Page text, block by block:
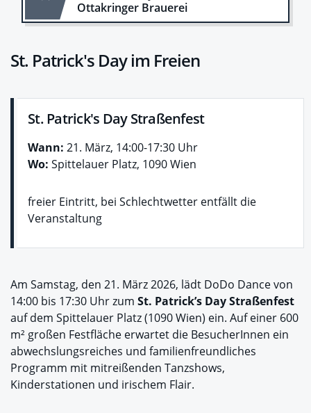
Ottakringer Brauerei
St. Patrick's Day im Freien
St. Patrick's Day Straßenfest
Wann: 21. März, 14:00-17:30 Uhr
Wo: Spittelauer Platz, 1090 Wien
freier Eintritt, bei Schlechtwetter entfällt die
Veranstaltung
Am Samstag, den 21. März 2026, lädt DoDo Dance von
14:00 bis 17:30 Uhr zum St. Patrick’s Day Straßenfest
auf dem Spittelauer Platz (1090 Wien) ein. Auf einer 600
m² großen Festfläche erwartet die BesucherInnen ein
abwechslungsreiches und familienfreundliches
Programm mit mitreißenden Tanzshows,
Kinderstationen und irischem Flair.